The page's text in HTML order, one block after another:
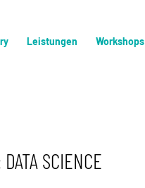
Leistungen Workshops
DATA SCIENCE